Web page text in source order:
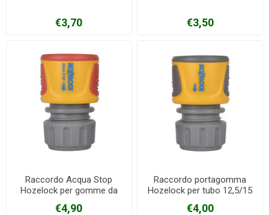
€3,70 €3,50
Raccordo Acqua Stop
Hozelock per gomme da
€4,90
Raccordo portagomma
Hozelock per tubo 12,5/15
€4,00